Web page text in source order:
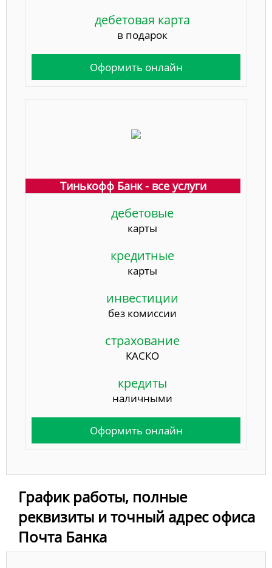
дебетовая карта
в подарок
Оформить онлайн
Тинькофф Банк - все услуги
дебетовые
карты
кредитные
карты
инвестиции
без комиссии
страхование
КАСКО
кредиты
наличными
Оформить онлайн
График работы, полные
реквизиты и точный адрес офиса
Почта Банка